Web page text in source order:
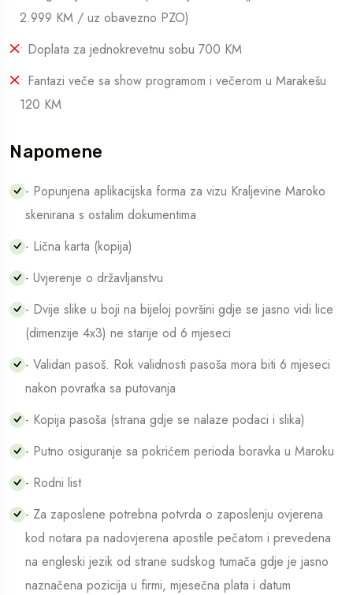
2.999 KM / uz obavezno PZO)
• Doplata za jednokrevetnu sobu 700 KM
• Fantazi veče sa show programom i večerom u Marakešu
120 KM
Napomene
- Popunjena aplikacijska forma za vizu Kraljevine Maroko
skenirana s ostalim dokumentima
- Lična karta (kopija)
- Uvjerenje o državljanstvu
- Dvije slike u boji na bijeloj površini gdje se jasno vidi lice
(dimenzije 4x3) ne starije od 6 mjeseci
- Validan pasoš. Rok validnosti pasoša mora biti 6 mjeseci
nakon povratka sa putovanja
- Kopija pasoša (strana gdje se nalaze podaci i slika)
- Putno osiguranje sa pokrićem perioda boravka u Maroku
- Rodni list
- Za zaposlene potrebna potvrda o zaposlenju ovjerena
kod notara pa nadovjerena apostile pečatom i prevedena
na engleski jezik od strane sudskog tumača gdje je jasno
naznačena pozicija u firmi, mjesečna plata i datum